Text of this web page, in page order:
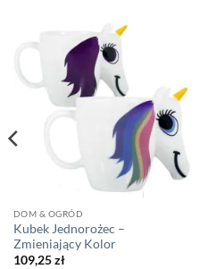
DOM & OGRÓD
Kubek Jednorożec –
Zmieniający Kolor
109,25zł